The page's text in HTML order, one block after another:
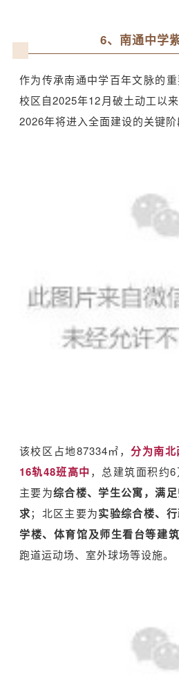
6、南通中学
作为传承南通中学百年文脉的
校区自2025年12月破土动工以
2026年将进入全面建设的关键阶
该校区占地87334㎡，分为南
16轨48班高中，总建筑面积约
主要为综合楼、学生公寓，满
求；北区主要为实验综合楼、
学楼、体育馆及师生看台等建筑
跑道运动场、室外球场等设施。